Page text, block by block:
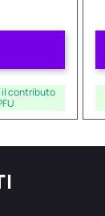
il contributo